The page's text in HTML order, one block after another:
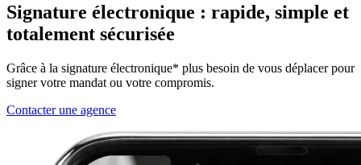
Signature électronique : rapide, simple et
totalement sécurisée
Grâce à la signature électronique* plus besoin de vous déplacer pour
signer votre mandat ou votre compromis.
Contacter une agence